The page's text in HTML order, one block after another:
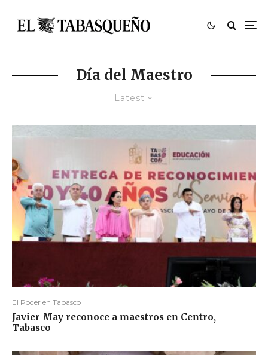
Día del Maestro
Latest
El Poder en Tabasco
Javier May reconoce a maestros en Centro,
Tabasco